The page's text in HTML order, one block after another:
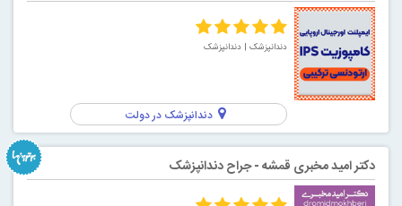
دندانپزشک | دندانپزشک
دندانپزشک در دولت
دکتر امید مخبری قمشه - جراح دندانپزشک